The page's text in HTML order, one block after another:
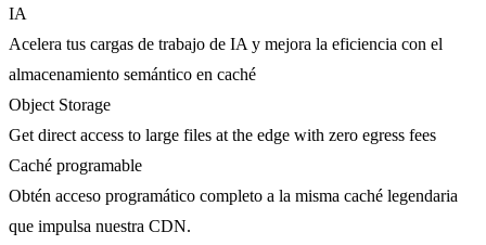
IA
Acelera tus cargas de trabajo de IA y mejora la eficiencia con el
almacenamiento semántico en caché
Object Storage
Get direct access to large files at the edge with zero egress fees
Caché programable
Obtén acceso programático completo a la misma caché legendaria
que impulsa nuestra CDN.